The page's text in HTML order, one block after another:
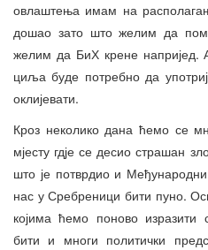
овлаштења имам на
дошао зато што желим да
желим да БиХ крене напријед.
циља буде потребно да
оклијевати.
Кроз неколико дана ћемо се
мјесту гдје се десио страшан
што је потврдио и
нас у Сребреници бити пуно.
којима ћемо поново изразити
бити и многи политички